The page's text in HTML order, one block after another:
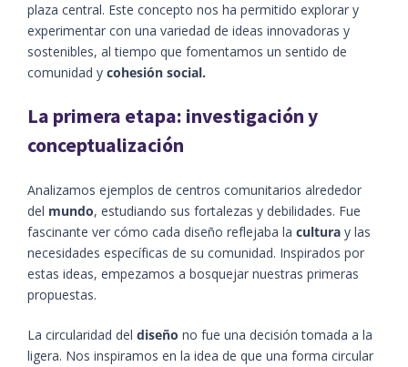
plaza central. Este concepto nos ha permitido explorar y
experimentar con una variedad de ideas innovadoras y
sostenibles, al tiempo que fomentamos un sentido de
comunidad y cohesión social.
La primera etapa: investigación y
conceptualización
Analizamos ejemplos de centros comunitarios alrededor
del mundo, estudiando sus fortalezas y debilidades. Fue
fascinante ver cómo cada diseño reflejaba la cultura y las
necesidades específicas de su comunidad. Inspirados por
estas ideas, empezamos a bosquejar nuestras primeras
propuestas.
La circularidad del diseño no fue una decisión tomada a la
ligera. Nos inspiramos en la idea de que una forma circular